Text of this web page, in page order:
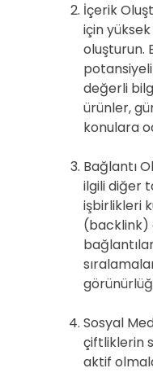
İçerik
için
oluşturun.
değerli
ürünler,
konulara
Bağlantı
ilgili diğer
işbirlikleri
(backlink)
Sosyal
çiftliklerin
aktif